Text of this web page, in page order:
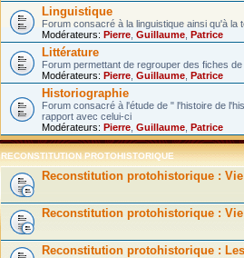
Linguistique
Forum consacré à la linguistique ainsi qu'à la
Modérateurs: Pierre Guillaume Patrice
Littérature
Forum permettant de regrouper des fiches
Modérateurs: Pierre Guillaume Patrice
Historiographie
Forum consacré à l'étude de " l'histoire de
rapport avec celui-ci
Modérateurs: Pierre Guillaume Patrice
RECONSTITUTION PROTOHISTORIQUE
Reconstitution protohistorique :
Reconstitution protohistorique :
Reconstitution protohistorique :